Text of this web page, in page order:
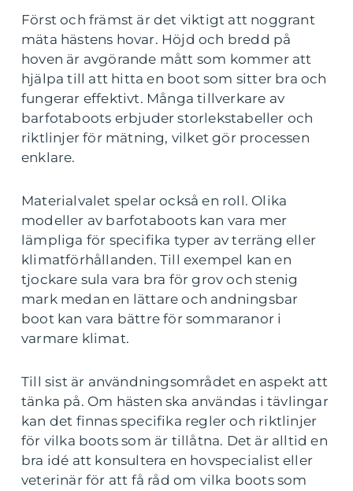
Först och främst är det viktigt att noggrant
mäta hästens hovar. Höjd och bredd på
hoven är avgörande mått som kommer att
hjälpa till att hitta en boot som sitter bra och
fungerar effektivt. Många tillverkare av
barfotaboots erbjuder storlekstabeller och
riktlinjer för mätning, vilket gör processen
enklare.
Materialvalet spelar också en roll. Olika
modeller av barfotaboots kan vara mer
lämpliga för specifika typer av terräng eller
klimatförhållanden. Till exempel kan en
tjockare sula vara bra för grov och stenig
mark medan en lättare och andningsbar
boot kan vara bättre för sommaranor i
varmare klimat.
Till sist är användningsområdet en aspekt att
tänka på. Om hästen ska användas i tävlingar
kan det finnas specifika regler och riktlinjer
för vilka boots som är tillåtna. Det är alltid en
bra idé att konsultera en hovspecialist eller
veterinär för att få råd om vilka boots som